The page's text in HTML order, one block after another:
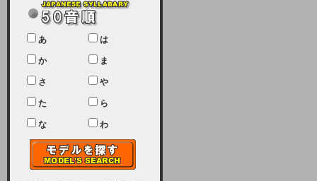
キャシュでの決済は可能ですので、
宜しくお願い致します。
2024-02-23 (金)
【クレジットカード決済について】
只今、クレジットカード会社の都合
により決済ができない状況です。
ユーザー様には、大変ご迷惑をおか
けいたしまして申し訳ございませ
ん。
2023-08-31 (木)
【サーバーメンテナンス実施のお知
あ は
か ま
さ や
た ら
な わ